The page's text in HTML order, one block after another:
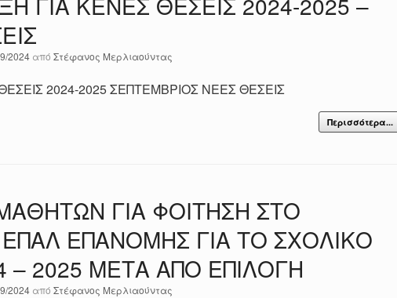
2024 απόΣτέφανος Μερλιαούντας
2024-2025 ΣΕΠΤΕΜΒΡΙΟΣ ΝΕΕΣ ΘΕΣΕΙΣ
Περισσότερα...
ΓΙΑ ΦΟΙΤΗΣΗ ΣΤΟ
ΕΠΑΝΟΜΗΣ ΓΙΑ ΤΟ ΣΧΟΛΙΚΟ
– 2025 ΜΕΤΑ ΑΠΟ ΕΠΙΛΟΓΗ
2024 απόΣτέφανος Μερλιαούντας